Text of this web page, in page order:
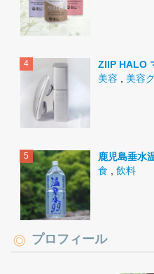
ZIIP HALO
美容
美容
鹿児島垂水
食
飲料
プロフィール